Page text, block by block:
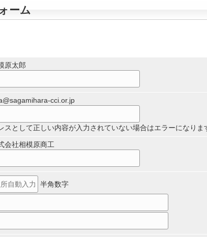
ーム
原太郎
cci.or.jp
スとして正しい内容が入力されていない場合はエラーになりま
会社相模原商工
半角数字